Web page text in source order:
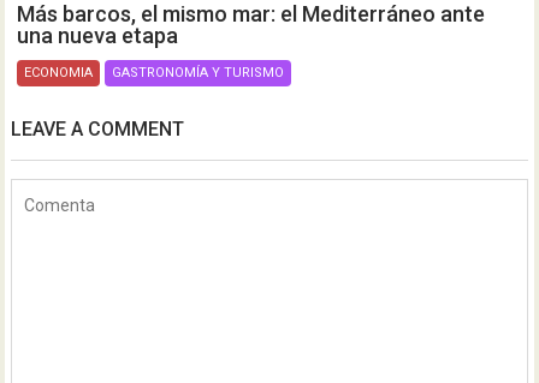
Más barcos, el mismo mar: el Mediterráneo ante
una nueva etapa
ECONOMIA GASTRONOMÍA Y TURISMO
LEAVE A COMMENT